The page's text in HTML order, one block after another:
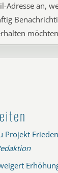
Adresse an,
Projekt